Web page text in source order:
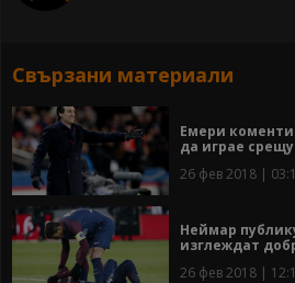
Свързани материали
Емери
да играе
26 фев 2018 |
Неймар
изглеждат
26 фев 2018 |